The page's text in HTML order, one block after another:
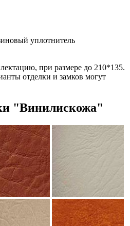
уплотнитель
при размере до 210*135.
отделки и замков могут
"Винилискожа"